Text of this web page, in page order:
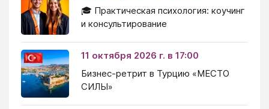
🎓 Практическая психология: коучинг
и консультирование
11 октября 2026 г. в 17:00
Бизнес-ретрит в Турцию «МЕСТО
СИЛЫ»